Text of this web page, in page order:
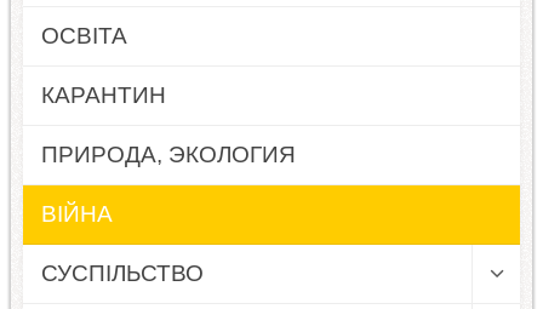
ОСВІТА
КАРАНТИН
ПРИРОДА, ЭКОЛОГИЯ
ВІЙНА
СУСПІЛЬСТВО